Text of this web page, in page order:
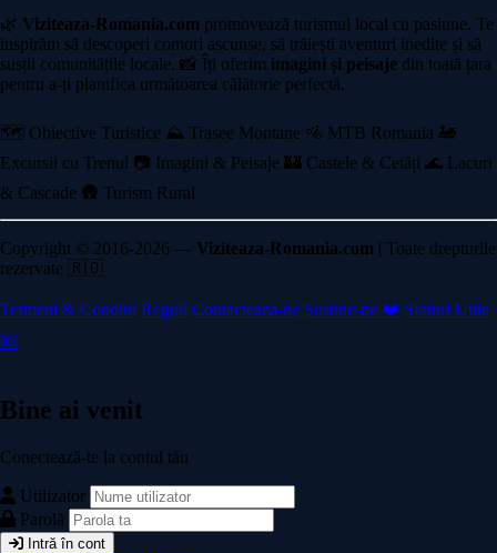
🌿 Viziteaza-Romania.com promovează turismul local cu pasiune. Te
inspirăm să descoperi comori ascunse, să trăiești aventuri inedite și să
susții comunitățile locale. 📸 Îți oferim imagini și peisaje din toată țara
pentru a-ți planifica următoarea călătorie perfectă.
🗺️ Obiective Turistice ⛰️ Trasee Montane 🚵 MTB Romania 🚂
Excursii cu Trenul 📷 Imagini & Peisaje 🏰 Castele & Cetăți 🌊 Lacuri
& Cascade 🛖 Turism Rural
Copyright © 2016-2026 — Viziteaza-Romania.com | Toate drepturile
rezervate 🇷🇴
Termeni & Conditii Reguli Contacteaza-ne Sustine-ne ❤️ Sfaturi Utile
🆘
Bine ai venit
Conectează-te la contul tău
Utilizator
Parolă
Intră în cont